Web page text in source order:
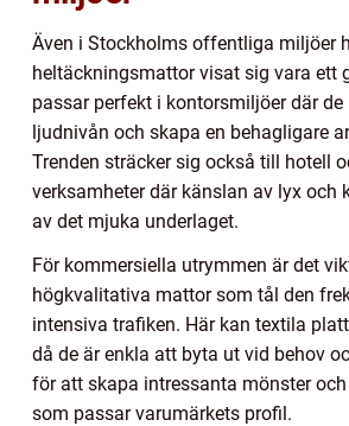
Även i Stockholms offentliga miljöer
heltäckningsmattor visat sig vara ett
passar perfekt i kontorsmiljöer där de
ljudnivån och skapa en behagligare
Trenden sträcker sig också till hotell
verksamheter där känslan av lyx och
av det mjuka underlaget.
För kommersiella utrymmen är det
högkvalitativa mattor som tål den
intensiva trafiken. Här kan textila
då de är enkla att byta ut vid behov
för att skapa intressanta mönster
som passar varumärkets profil.